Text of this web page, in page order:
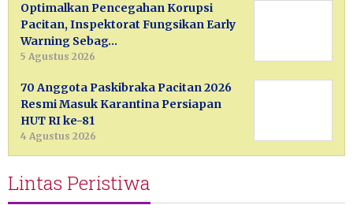
Optimalkan Pencegahan Korupsi
Pacitan, Inspektorat Fungsikan Early
Warning Sebag…
5 Agustus 2026
70 Anggota Paskibraka Pacitan 2026
Resmi Masuk Karantina Persiapan
HUT RI ke-81
4 Agustus 2026
Lintas Peristiwa